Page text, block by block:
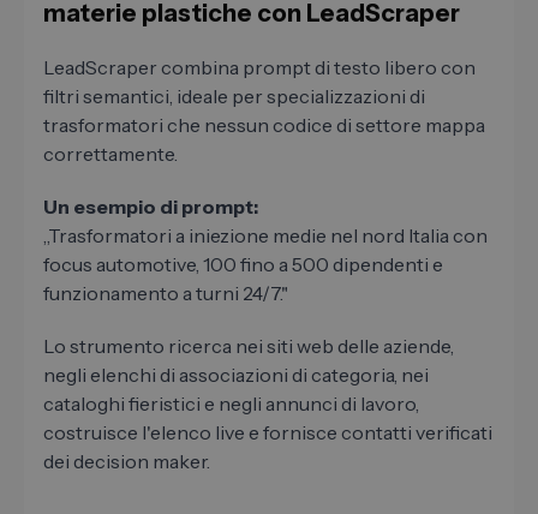
materie plastiche con LeadScraper
LeadScraper combina prompt di testo libero con
filtri semantici, ideale per specializzazioni di
trasformatori che nessun codice di settore mappa
correttamente.
Un esempio di prompt:
„Trasformatori a iniezione medie nel nord Italia con
focus automotive, 100 fino a 500 dipendenti e
funzionamento a turni 24/7."
Lo strumento ricerca nei siti web delle aziende,
negli elenchi di associazioni di categoria, nei
cataloghi fieristici e negli annunci di lavoro,
costruisce l'elenco live e fornisce contatti verificati
dei decision maker.